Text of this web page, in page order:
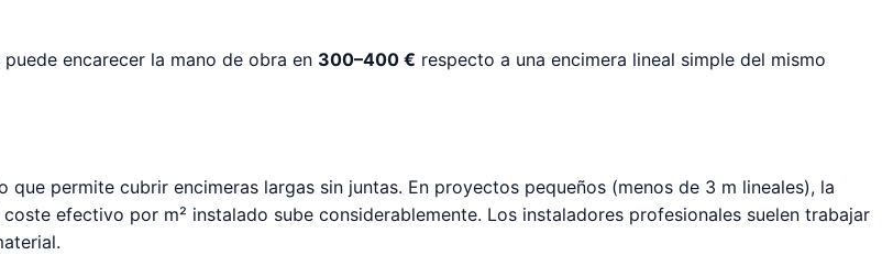
encarecer la mano de obra en 300–400 € respecto a una encimera lineal simple del mismo
que permite cubrir encimeras largas sin juntas. En proyectos pequeños (menos de 3 m lineales), la
efectivo por m² instalado sube considerablemente. Los instaladores profesionales suelen trabajar